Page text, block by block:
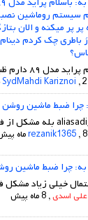
سیستم روماشین
پر میکنه و الان
مدل ۸۹ دارم ظبط م...
SydMahdi Kariznoi ,2 ماه پیش
چرا ضبط ماشین
rezanik1365 , 8 ماه پیش
به: چرا ضبط ماشین
خیلی زیاد مشکل
علی اسدی, 8 ماه پیش